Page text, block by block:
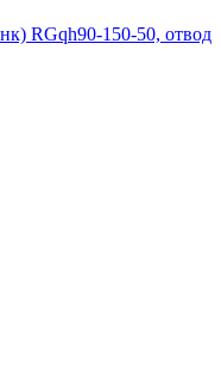
RGqh90-150-50, отвод